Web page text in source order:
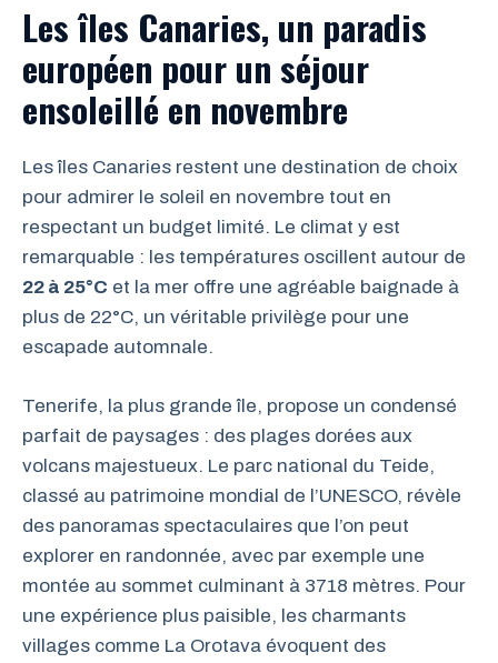
Les îles Canaries, un paradis
européen pour un séjour
ensoleillé en novembre
Les îles Canaries restent une destination de choix
pour admirer le soleil en novembre tout en
respectant un budget limité. Le climat y est
remarquable : les températures oscillent autour de
22 à 25°C et la mer offre une agréable baignade à
plus de 22°C, un véritable privilège pour une
escapade automnale.
Tenerife, la plus grande île, propose un condensé
parfait de paysages : des plages dorées aux
volcans majestueux. Le parc national du Teide,
classé au patrimoine mondial de l’UNESCO, révèle
des panoramas spectaculaires que l’on peut
explorer en randonnée, avec par exemple une
montée au sommet culminant à 3718 mètres. Pour
une expérience plus paisible, les charmants
villages comme La Orotava évoquent des